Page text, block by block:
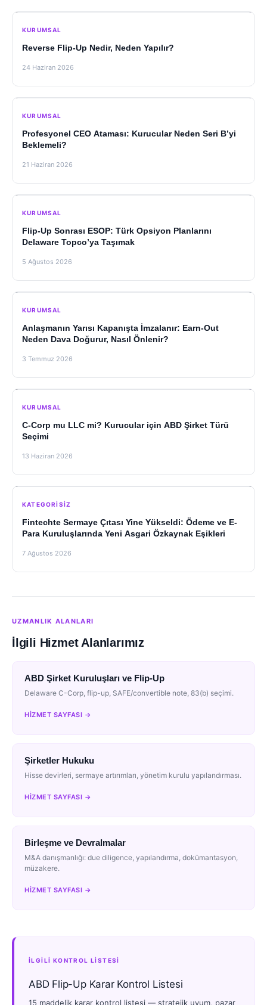
KURUMSAL
Reverse Flip-Up Nedir, Neden Yapılır?
24 Haziran 2026
KURUMSAL
Profesyonel CEO Ataması: Kurucular Neden Seri B’yi
Beklemeli?
21 Haziran 2026
KURUMSAL
Flip-Up Sonrası ESOP: Türk Opsiyon Planlarını
Delaware Topco’ya Taşımak
5 Ağustos 2026
KURUMSAL
Anlaşmanın Yarısı Kapanışta İmzalanır: Earn-Out
Neden Dava Doğurur, Nasıl Önlenir?
3 Temmuz 2026
KURUMSAL
C-Corp mu LLC mi? Kurucular için ABD Şirket Türü
Seçimi
13 Haziran 2026
KATEGORISIZ
Fintechte Sermaye Çıtası Yine Yükseldi: Ödeme ve E-
Para Kuruluşlarında Yeni Asgari Özkaynak Eşikleri
7 Ağustos 2026
UZMANLIK ALANLARI
İlgili Hizmet Alanlarımız
ABD Şirket Kuruluşları ve Flip-Up
Delaware C-Corp, flip-up, SAFE/convertible note, 83(b) seçimi.
HIZMET SAYFASI →
Şirketler Hukuku
Hisse devirleri, sermaye artırımları, yönetim kurulu yapılandırması.
HIZMET SAYFASI →
Birleşme ve Devralmalar
M&A danışmanlığı: due diligence, yapılandırma, dokümantasyon,
müzakere.
HIZMET SAYFASI →
İLGİLİ KONTROL LİSTESİ
ABD Flip-Up Karar Kontrol Listesi
15 maddelik karar kontrol listesi — stratejik uyum, pazar